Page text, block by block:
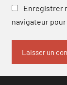
Enregistrer
navigateur